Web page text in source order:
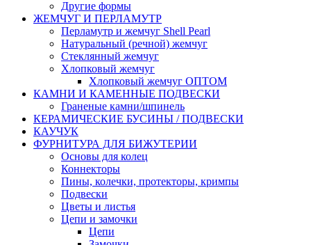
Другие формы
ЖЕМЧУГ И ПЕРЛАМУТР
Перламутр и жемчуг Shell Pearl
Натуральный (речной) жемчуг
Стеклянный жемчуг
Хлопковый жемчуг
Хлопковый жемчуг ОПТОМ
КАМНИ И КАМЕННЫЕ ПОДВЕСКИ
Граненые камни/шпинель
КЕРАМИЧЕСКИЕ БУСИНЫ / ПОДВЕСКИ
КАУЧУК
ФУРНИТУРА ДЛЯ БИЖУТЕРИИ
Основы для колец
Коннекторы
Пины, колечки, протекторы, кримпы
Подвески
Цветы и листья
Цепи и замочки
Цепи